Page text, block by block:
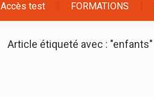
Accès test FORMATIONS
Article étiqueté avec : "enfants"